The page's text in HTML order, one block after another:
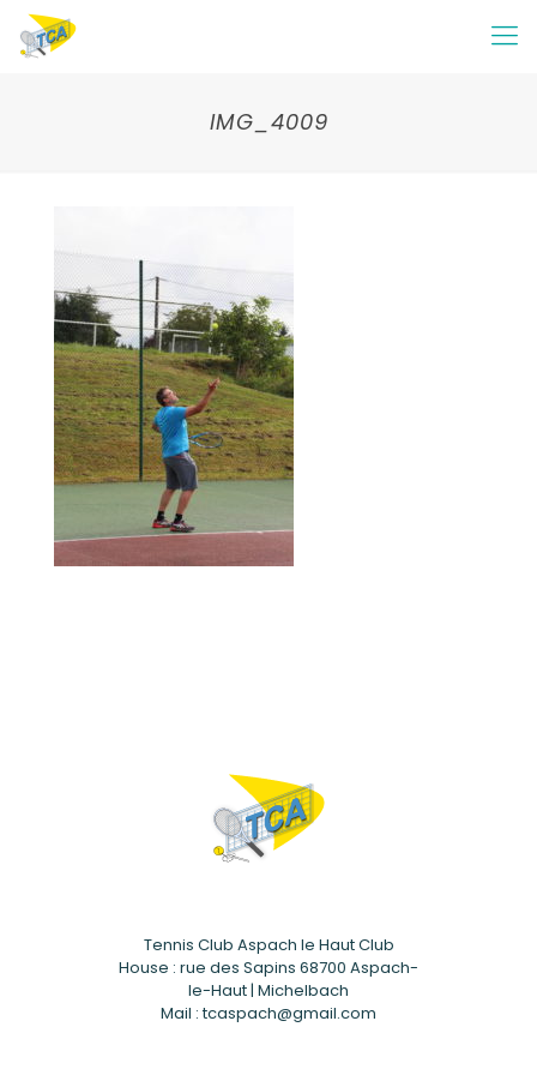
IMG_4009
Tennis Club Aspach le Haut Club
House : rue des Sapins 68700 Aspach-
le-Haut | Michelbach
Mail : tcaspach@gmail.com